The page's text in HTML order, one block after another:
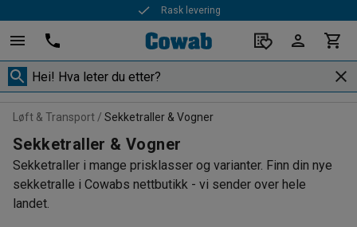
Rask levering
Løft & Transport Sekketraller & Vogner
Sekketraller & Vogner
Sekketraller i mange prisklasser og varianter. Finn din nye
sekketralle i Cowabs nettbutikk - vi sender over hele
landet.